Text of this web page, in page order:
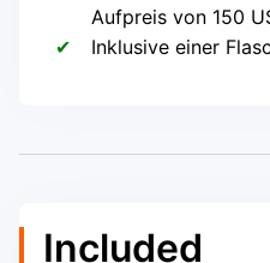
Aufpreis von 150
Inklusive einer
Included